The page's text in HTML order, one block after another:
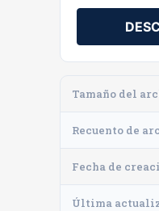
Tamaño del
Recuento de
Fecha de
Última